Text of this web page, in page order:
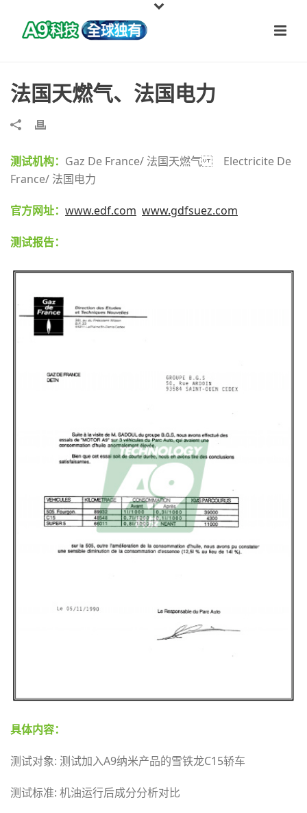
法国天燃气、法国电力
测试机构： Gaz De France/ 法国天燃气 Electricite De
France/ 法国电力
官方网址： www.edf.com www.gdfsuez.com
测试报告：
具体内容：
测试对象: 测试加入A9纳米产品的雪铁龙C15轿车
测试标准: 机油运行后成分分析对比